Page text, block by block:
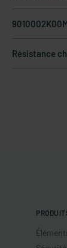
Résistance